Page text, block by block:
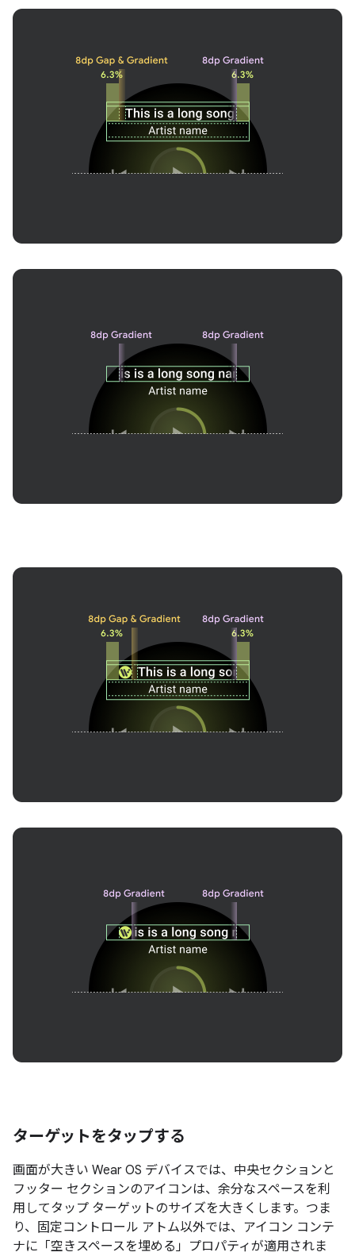
ターゲットをタップする
画面が大きい Wear OS デバイスでは、中央セクションと
フッター セクションのアイコンは、余分なスペースを利
用してタップ ターゲットのサイズを大きくします。つま
り、固定コントロール アトム以外では、アイコン コンテ
ナに「空きスペースを埋める」プロパティが適用されま